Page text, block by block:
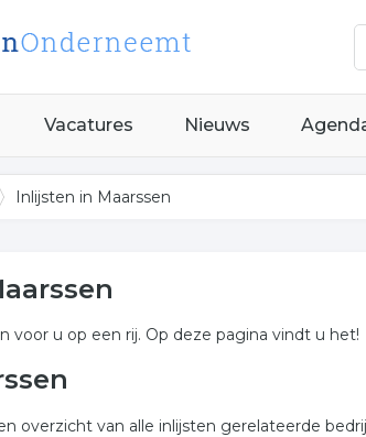
Vacatures Nieuws
Inlijsten in Maarssen
voor u op een rij. Op deze pagina vindt u het!
overzicht van alle inlijsten gerelateerde